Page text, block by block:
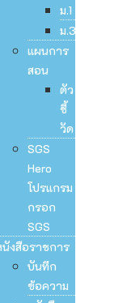
ม.1
ม.3
แผนการ
สอน
ตัว
ชี้
วัด
SGS
Hero
โปรแกรม
กรอก
SGS
งสือราชการ
บันทึก
ข้อความ